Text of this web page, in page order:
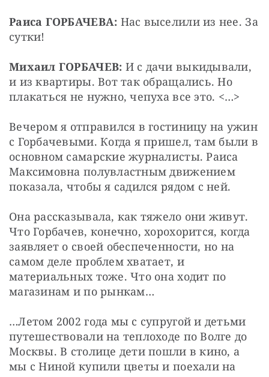
Раиса ГОРБАЧЕВА: Нас выселили из нее. За
сутки!
Михаил ГОРБАЧЕВ: И с дачи выкидывали,
и из квартиры. Вот так обращались. Но
плакаться не нужно, чепуха все это. <…>
Вечером я отправился в гостиницу на ужин
с Горбачевыми. Когда я пришел, там были в
основном самарские журналисты. Раиса
Максимовна полувластным движением
показала, чтобы я садился рядом с ней.
Она рассказывала, как тяжело они живут.
Что Горбачев, конечно, хорохорится, когда
заявляет о своей обеспеченности, но на
самом деле проблем хватает, и
материальных тоже. Что она ходит по
магазинам и по рынкам…
…Летом 2002 года мы с супругой и детьми
путешествовали на теплоходе по Волге до
Москвы. В столице дети пошли в кино, а
мы с Ниной купили цветы и поехали на